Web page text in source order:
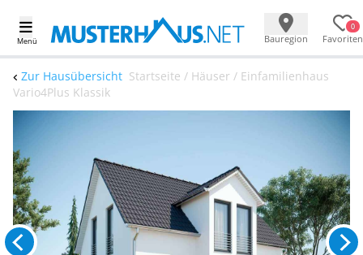
Menü Bauregion
0
Favoriten
Zur Hausübersicht Startseite / Häuser / Einfamilienhaus
Vario4Plus Klassik